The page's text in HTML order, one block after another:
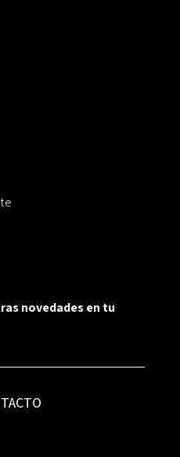
novedades en tu